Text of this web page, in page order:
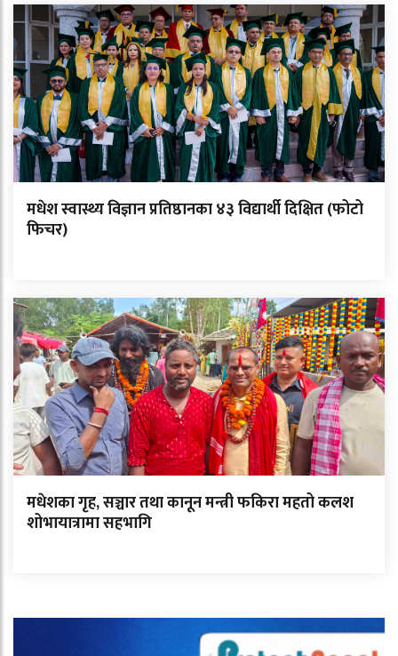
मधेश स्वास्थ्य विज्ञान प्रतिष्ठानका ४३ विद्यार्थी दिक्षित (फोटो
फिचर)
मधेशका गृह, सञ्चार तथा कानून मन्त्री फकिरा महतो कलश
शोभायात्रामा सहभागि